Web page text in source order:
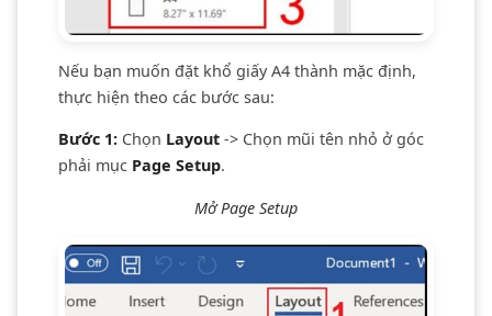
Nếu bạn muốn đặt khổ giấy A4 thành mặc định,
thực hiện theo các bước sau:
Bước 1: Chọn Layout -> Chọn mũi tên nhỏ ở góc
phải mục Page Setup.
Mở Page Setup